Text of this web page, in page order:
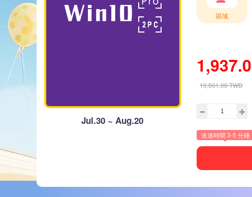
Jul.30 ~ Aug.20
區域
10,501.00TWD
送達時間 3-5 分鐘